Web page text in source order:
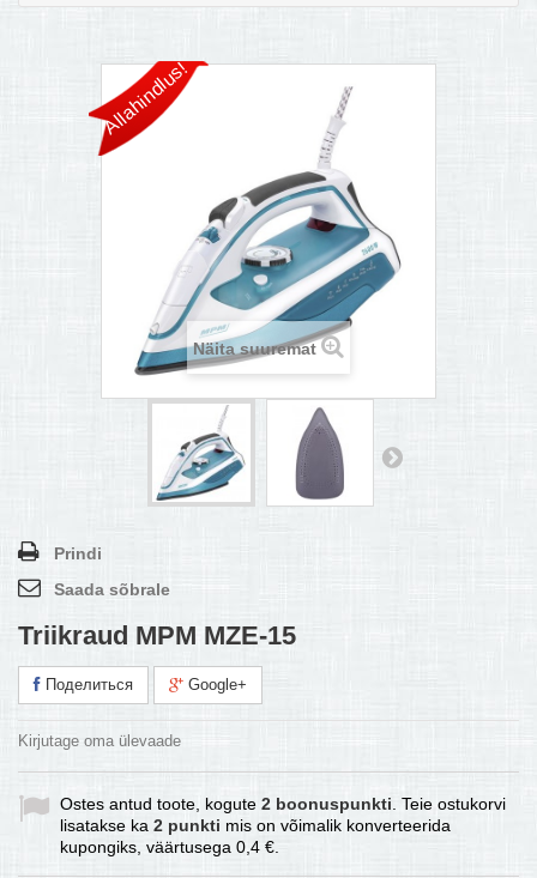
KONTAKTID JA REKVISIIDID
BOONUSPROGRAMM
Allahindlus!
Näita suuremat
Prindi
Saada sõbrale
Triikraud MPM MZE-15
Поделиться Google+
Kirjutage oma ülevaade
Ostes antud toote, kogute 2 boonuspunkti . Teie ostukorvi
lisatakse ka 2 punkti mis on võimalik konverteerida
kupongiks, väärtusega 0,4 €